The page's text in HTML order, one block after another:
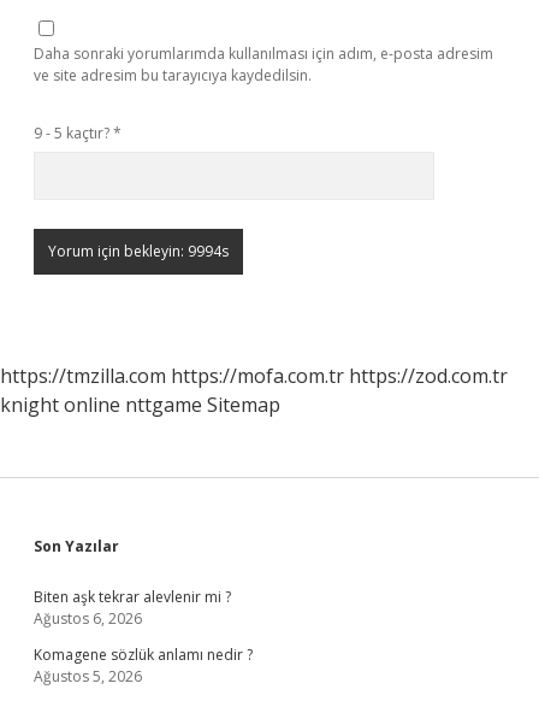
Daha sonraki yorumlarımda kullanılması için adım, e-posta adresim
ve site adresim bu tarayıcıya kaydedilsin.
9 - 5 kaçtır?*
https://tmzilla.com https://mofa.com.tr https://zod.com.tr
knight online nttgame Sitemap
Sidebar
Son Yazılar
Biten aşk tekrar alevlenir mi ?
Ağustos 6, 2026
Komagene sözlük anlamı nedir ?
Ağustos 5, 2026